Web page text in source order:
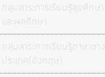
กลุ่มสาระการเรียนรู้สุขศึกษา
และพลศึกษา
กลุ่มสาระการเรียนรู้ภาษาต่าง
ประเทศ(อังกฤษ)